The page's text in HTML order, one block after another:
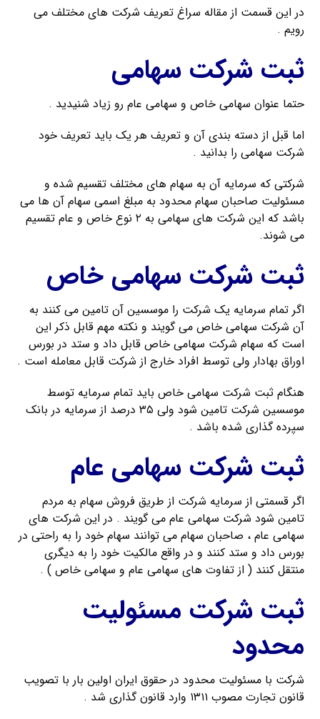
در این قسمت از مقاله سراغ تعریف شرکت های مختلف می
رویم .
ثبت شرکت سهامی
حتما عنوان سهامی خاص و سهامی عام رو زیاد شنیدید .
اما قبل از دسته بندی آن و تعریف هر یک باید تعریف خود
شرکت سهامی را بدانید .
شرکتی که سرمایه آن به سهام های مختلف تقسیم شده و
مسئولیت صاحبان سهام محدود به مبلغ اسمی سهام آن ها می
باشد که این شرکت های سهامی به ۲ نوع خاص و عام تقسیم
می شوند.
ثبت شرکت سهامی خاص
اگر تمام سرمایه یک شرکت را موسسین آن تامین می کنند به
آن شرکت سهامی خاص می گویند و نکته مهم قابل ذکر این
است که سهام شرکت سهامی خاص قابل داد و ستد در بورس
اوراق بهادار ولی توسط افراد خارج از شرکت قابل معامله است .
هنگام ثبت شرکت سهامی خاص باید تمام سرمایه توسط
موسسین شرکت تامین شود ولی ۳۵ درصد از سرمایه در بانک
سپرده گذاری شده باشد .
ثبت شرکت سهامی عام
اگر قسمتی از سرمایه شرکت از طریق فروش سهام به مردم
تامین شود شرکت سهامی عام می گویند . در این شرکت های
سهامی عام ، صاحبان سهام می توانند سهام خود را به راحتی در
بورس داد و ستد کنند و در واقع مالکیت خود را به دیگری
منتقل کنند ( از تفاوت های سهامی عام و سهامی خاص ) .
ثبت شرکت مسئولیت
محدود
شرکت با مسئولیت محدود در حقوق ایران اولین بار با تصویب
قانون تجارت مصوب ۱۳۱۱ وارد قانون گذاری شد .